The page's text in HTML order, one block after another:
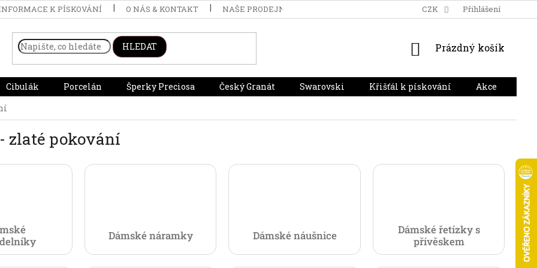
K PÍSKOVÁNÍ O NÁS & KONTAKT NAŠE PRODEJNA HODNOCENÍ OBCHODU
CZK Přihlášení
HLEDAT
NÁKUPNÍ
Prázdný košík
Cibulák Porcelán Šperky Preciosa Český Granát Swarovski Křišťál k pískování Akce
zlaté pokování
Dámské náramky Dámské náušnice
Dámské řetízky s
přívěskem